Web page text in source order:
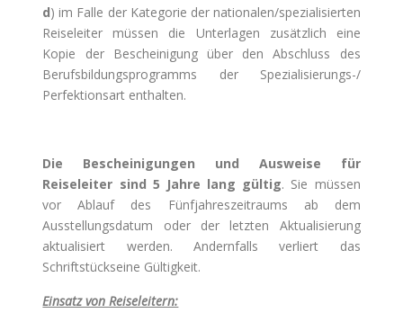
d) im Falle der Kategorie der nationalen/spezialisierten
Reiseleiter müssen die Unterlagen zusätzlich eine
Kopie der Bescheinigung über den Abschluss des
Berufsbildungsprogramms der Spezialisierungs-/
Perfektionsart enthalten.
Die Bescheinigungen und Ausweise für
Reiseleiter sind 5 Jahre lang gültig. Sie müssen
vor Ablauf des Fünfjahreszeitraums ab dem
Ausstellungsdatum oder der letzten Aktualisierung
aktualisiert werden. Andernfalls verliert das
Schriftstückseine Gültigkeit.
Einsatz von Reiseleitern: